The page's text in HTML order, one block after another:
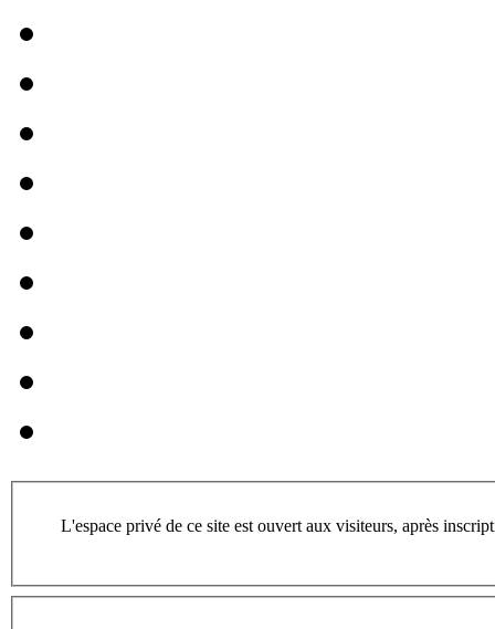
L'espace privé de ce site est ouvert aux visiteurs, après inscription. Une fois enregistré, vous pourrez consulter les articles en cours de rédaction,